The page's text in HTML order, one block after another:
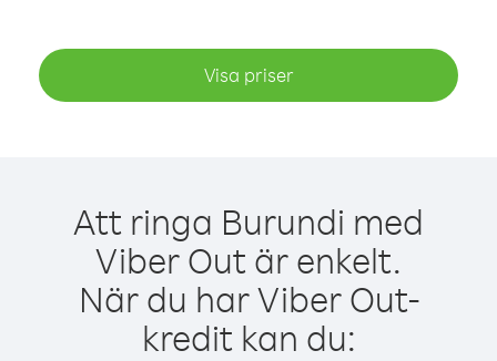
Visa priser
Att ringa Burundi med
Viber Out är enkelt.
När du har Viber Out-
kredit kan du: